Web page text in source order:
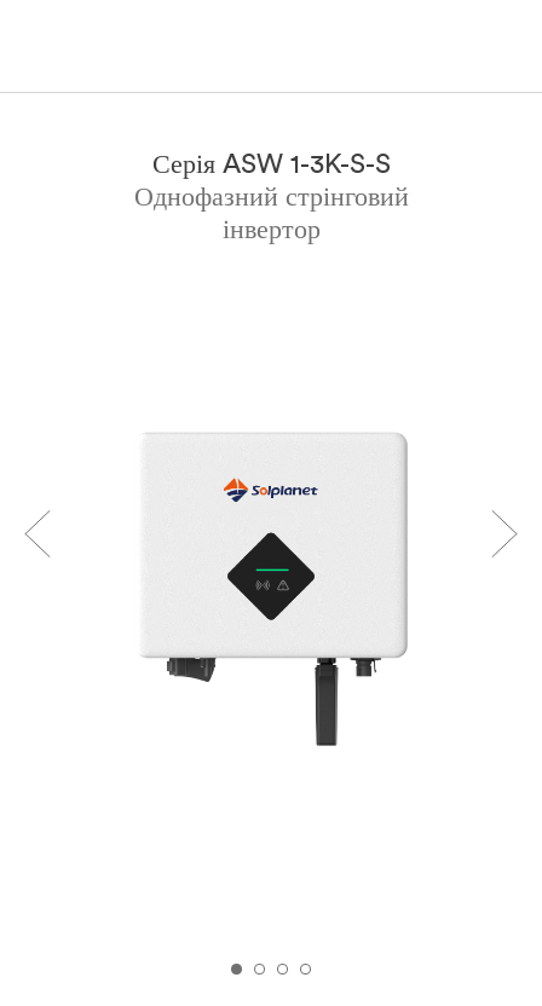
Серія ASW 1-3K-S-S
Однофазний стрінговий
інвертор